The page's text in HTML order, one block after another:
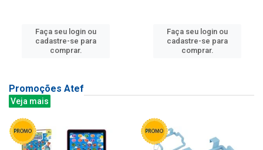
Faça seu login ou
cadastre-se para
comprar.
Faça seu login ou
cadastre-se para
comprar.
Promoções Atef
Veja mais